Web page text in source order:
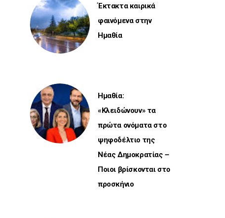
Έκτακτα καιρικά
φαινόμενα στην
Ημαθία
Ημαθία:
«Κλειδώνουν» τα
πρώτα ονόματα στο
ψηφοδέλτιο της
Νέας Δημοκρατίας –
Ποιοι βρίσκονται στο
προσκήνιο